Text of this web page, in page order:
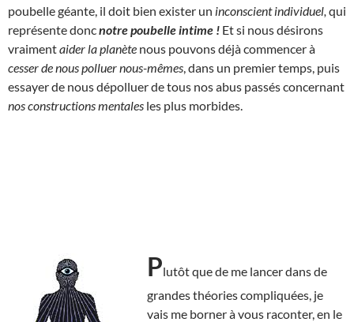
poubelle géante, il doit bien exister un inconscient individuel, qui
représente doncnotre poubelle intime ! Et si nous désirons
vraimentaider la planète nous pouvons déjà commencer à
cesser de nous polluer nous-mêmes , dans un premier temps, puis
essayer de nous dépolluer de tous nos abus passés concernant
nos constructions mentales les plus morbides.
Plutôt que de me lancer dans de
grandes théories compliquées, je
vais me borner à vous raconter, en le